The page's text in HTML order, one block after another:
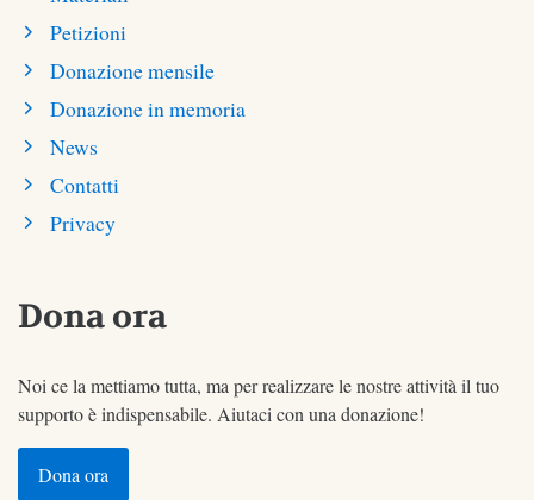
Petizioni
Donazione mensile
Donazione in memoria
News
Contatti
Privacy
Dona ora
Noi ce la mettiamo tutta, ma per realizzare le nostre attività il tuo
supporto è indispensabile. Aiutaci con una donazione!
Dona ora